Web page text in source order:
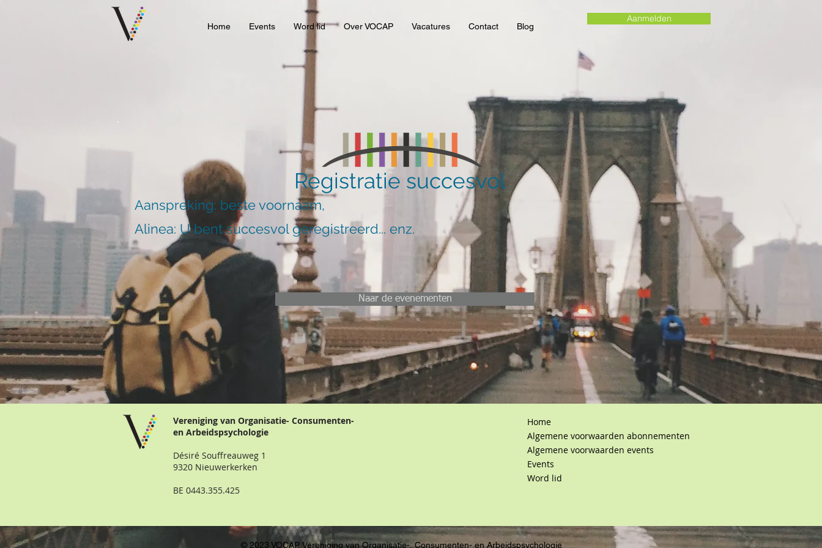
Home Events Word lid Over VOCAP Vacatures Contact Blog
Aanmelden
Registratie succesvol
Aanspreking: beste voornaam,
Alinea: U bent succesvol geregistreerd... enz.
Naar de evenementen
Vereniging van Organisatie- Consumenten-
en Arbeidspsychologie
Désiré Souffreauweg 1
9320 Nieuwerkerken
BE 0443.355.425
Home
Algemene voorwaarden abonnementen
Algemene voorwaarden events
Events
Word lid
© 2023 VOCAP, Vereniging van Organisatie-, Consumenten- en Arbeidspsychologie